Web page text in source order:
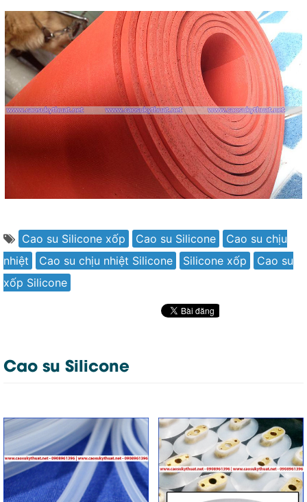
Cao su Silicone xốp Cao su Silicone
Cao su chịu
nhiệt
Cao su chịu nhiệt Silicone Silicone xốp
Cao su
xốp Silicone
Cao su Silicone